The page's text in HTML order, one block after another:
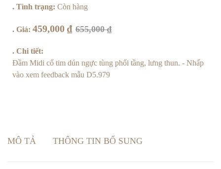
. Tình trạng: Còn hàng
. Giá: 459,000 ₫ 655,000₫
. Chi tiết:
Đầm Midi cổ tim dún ngực tùng phối tầng, lưng thun. - Nhấp
vào xem feedback mẫu D5.979
MÔ TẢ THÔNG TIN BỔ SUNG